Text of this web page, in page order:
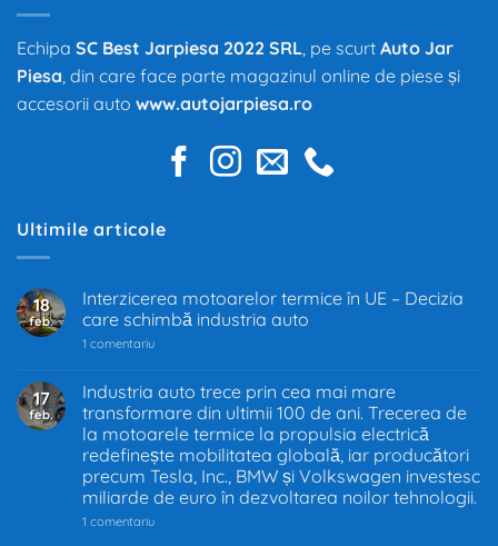
Echipa SC Best Jarpiesa 2022 SRL , pe scurt Auto Jar
Piesa , din care face parte magazinul online de piese și
accesorii auto www.autojarpiesa.ro
Ultimile articole
18
feb.
Interzicerea motoarelor termice în UE – Decizia
care schimbă industria auto
1 comentariula
termice
în
UE
–
Decizia
care
schimbă
industria
auto
17
feb.
Industria auto trece prin cea mai mare
transformare din ultimii 100 de ani. Trecerea de
la motoarele termice la propulsia electrică
redefinește mobilitatea globală, iar producători
precum Tesla, Inc., BMW și Volkswagen investesc
miliarde de euro în dezvoltarea noilor tehnologii.
1 comentariula